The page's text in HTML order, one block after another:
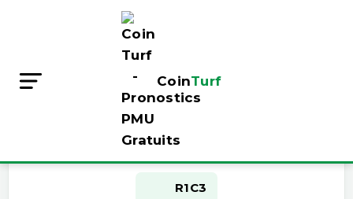
CoinTurf
Pronostic Pmu gratuit du jour
R1C3